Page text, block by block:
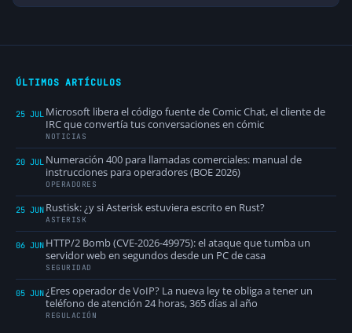
ÚLTIMOS ARTÍCULOS
25 JUL Microsoft libera el código fuente de Comic Chat, el cliente de
IRC que convertía tus conversaciones en cómic
NOTICIAS
20 JUL Numeración 400 para llamadas comerciales: manual de
instrucciones para operadores (BOE 2026)
OPERADORES
25 JUN Rustisk: ¿y si Asterisk estuviera escrito en Rust?
ASTERISK
06 JUN HTTP/2 Bomb (CVE-2026-49975): el ataque que tumba un
servidor web en segundos desde un PC de casa
SEGURIDAD
05 JUN¿Eres operador de VoIP? La nueva ley te obliga a tener un
teléfono de atención 24 horas, 365 días al año
REGULACIÓN